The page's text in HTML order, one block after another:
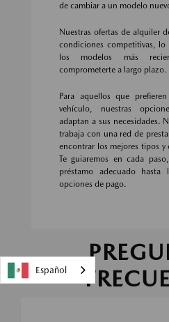
de cambiar a un modelo
Nuestras ofertas de alquiler
condiciones competitivas,
los modelos más
comprometerte a largo plazo.
Para aquellos que
vehículo, nuestras
adaptan a sus necesidades.
trabaja con una red de
encontrar los mejores tipos
Te guiaremos en cada
préstamo adecuado
opciones de pago.
Español